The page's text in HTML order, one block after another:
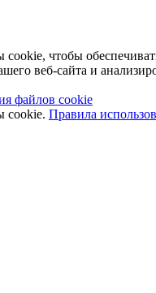
чтобы
веб-сайта и
файлов cookie
cookie. Правила